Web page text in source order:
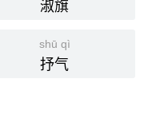
淑旗
shū qì
抒气